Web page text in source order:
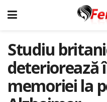
Studiu
deteriorează
memoriei la